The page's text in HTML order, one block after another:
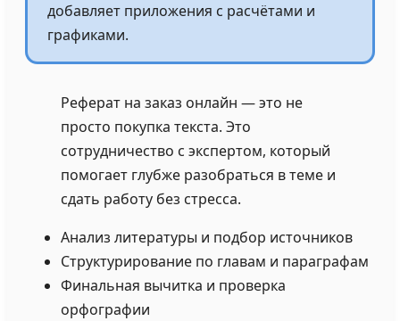
добавляет приложения с расчётами и
графиками.
Реферат на заказ онлайн — это не
просто покупка текста. Это
сотрудничество с экспертом, который
помогает глубже разобраться в теме и
сдать работу без стресса.
Анализ литературы и подбор источников
Структурирование по главам и параграфам
Финальная вычитка и проверка
орфографии